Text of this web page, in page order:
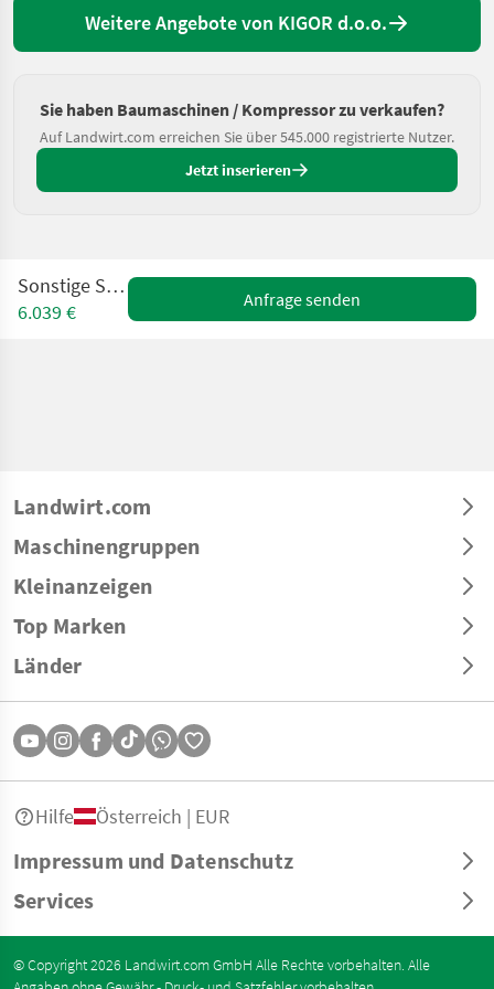
Weitere Angebote von KIGOR d.o.o.
Sie haben Baumaschinen / Kompressor zu verkaufen?
Auf Landwirt.com erreichen Sie über 545.000 registrierte Nutzer.
Jetzt inserieren
Sonstige SULLAIR
6.039 €
Anfrage senden
Landwirt.com
Maschinengruppen
Kleinanzeigen
Top Marken
Länder
Impressum und Datenschutz
Services
Hilfe Österreich | EUR
© Copyright 2026 Landwirt.com GmbH Alle Rechte vorbehalten. Alle